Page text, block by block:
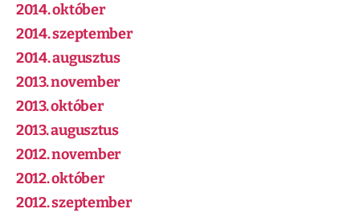
2014. október
2014. szeptember
2014. augusztus
2013. november
2013. október
2013. augusztus
2012. november
2012. október
2012. szeptember